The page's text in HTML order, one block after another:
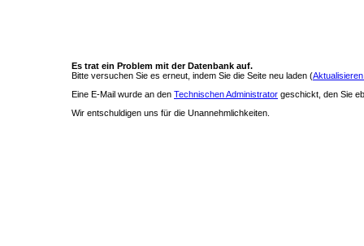
Es trat ein Problem mit der Datenbank auf.
Bitte versuchen Sie es erneut, indem Sie die Seite neu laden (
Eine E-Mail wurde an den Technischen Administrator geschickt, den Sie
Wir entschuldigen uns für die Unannehmlichkeiten.